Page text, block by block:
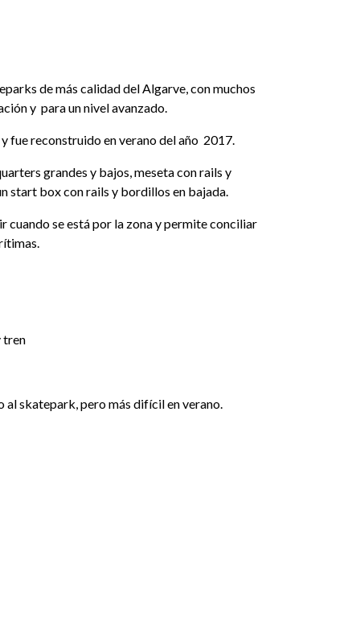
de más calidad del Algarve, con muchos
y para un nivel avanzado.
fue reconstruido en verano del año 2017.
grandes y bajos, meseta con rails y
start box con rails y bordillos en bajada.
cuando se está por la zona y permite conciliar
tren
skatepark, pero más difícil en verano.